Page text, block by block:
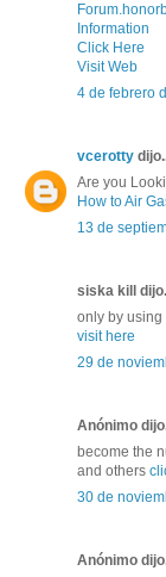
Information
Click Here
Visit Web
4 de febrero
vcerotty
Are you
How to Air
13 de
siska kill
only by using
visit here
29 de
Anónimo
become the
and others
30 de
Anónimo